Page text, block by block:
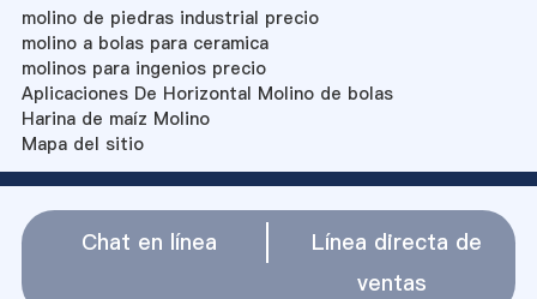
molino de piedras industrial precio
molino a bolas para ceramica
molinos para ingenios precio
Aplicaciones De Horizontal Molino de bolas
Harina de maíz Molino
Mapa del sitio
Chat en línea
Línea directa de
ventas